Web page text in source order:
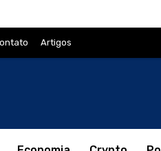
Artigos